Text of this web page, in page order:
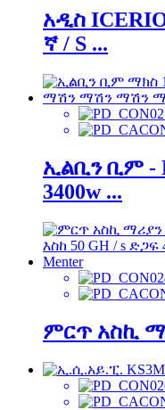
አዲስ
ኛ / S ...
ኢልቢን ቢም -
3400w ...
ምርጥ አስኪ